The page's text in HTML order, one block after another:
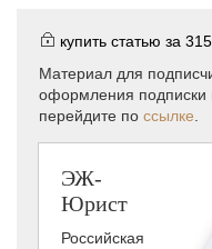
купить статью за
Материал для
оформления подписки
перейдите по ссылке
ЭЖ-
Юрист
Российская